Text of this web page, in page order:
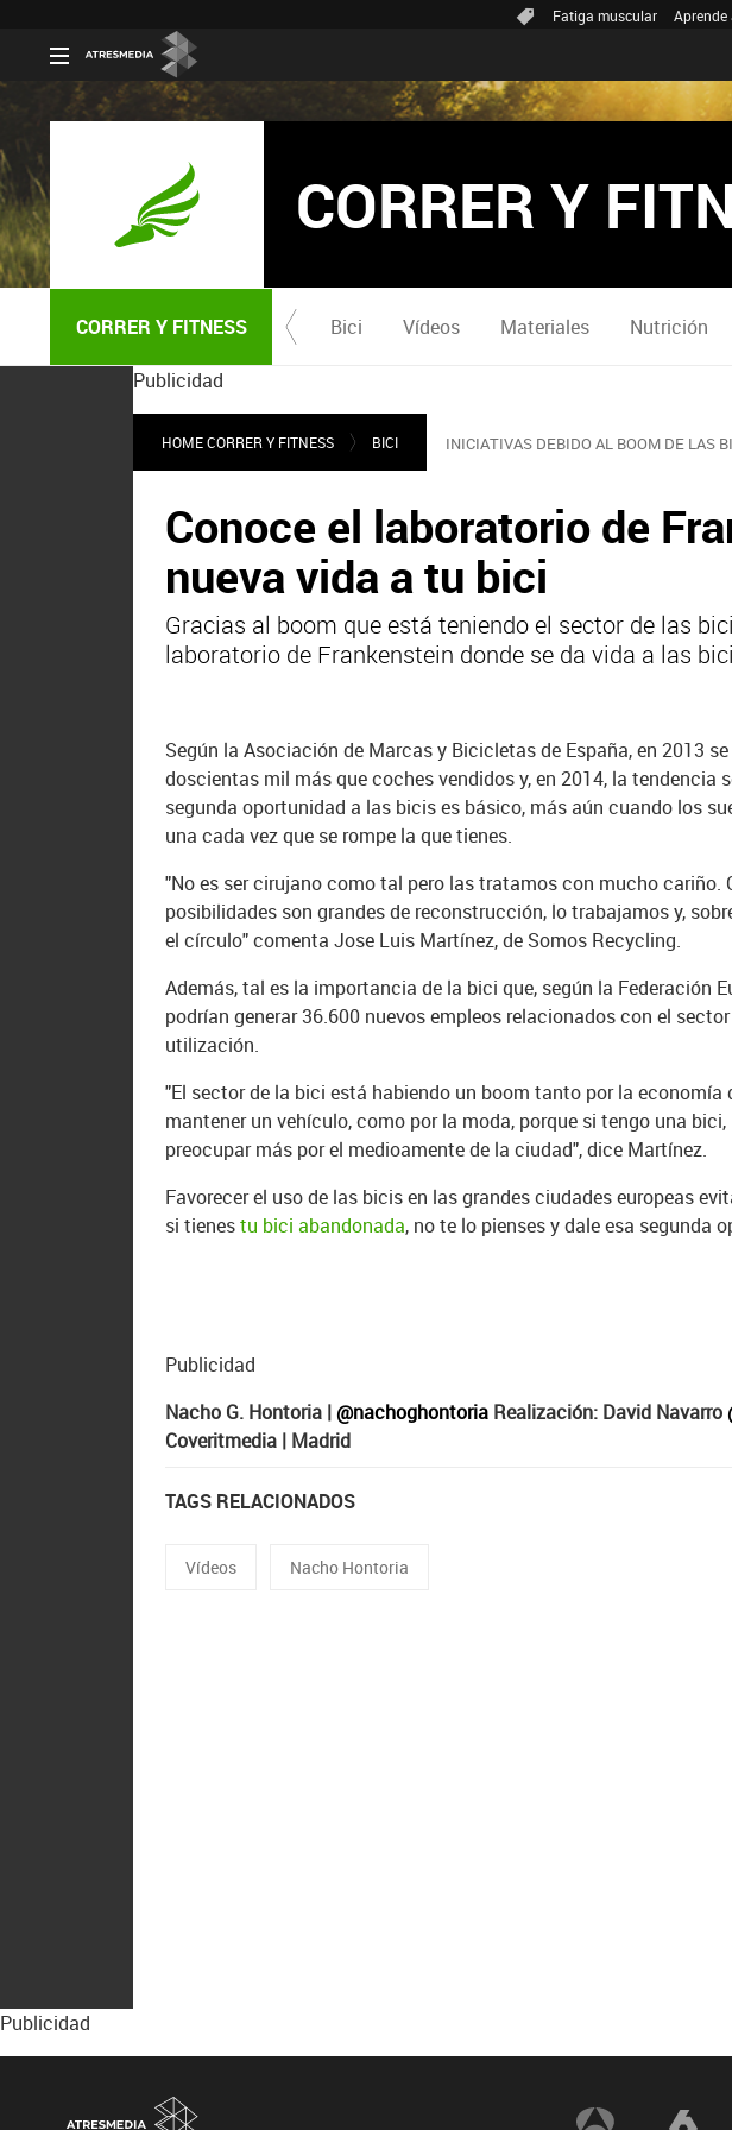
Fatiga muscular Aprende
CORRER Y
CORRER Y FITNESS Bici Vídeos Materiales Nutrición
Publicidad
HOME CORRER Y FITNESS BICI INICIATIVAS DEBIDO AL BOOM DE LAS
Conoce el laboratorio de
nueva vida a tu bici
Gracias al boom que está teniendo el sector de las
laboratorio de Frankenstein donde se da vida a las
Según la Asociación de Marcas y Bicicletas de España, en 2013
doscientas mil más que coches vendidos y, en 2014, la tendencia
segunda oportunidad a las bicis es básico, más aún cuando los
una cada vez que se rompe la que tienes.
"No es ser cirujano como tal pero las tratamos con mucho cariño.
posibilidades son grandes de reconstrucción, lo trabajamos y,
el círculo" comenta Jose Luis Martínez, de Somos Recycling.
Además, tal es la importancia de la bici que, según la Federación
podrían generar 36.600 nuevos empleos relacionados con el
utilización.
"El sector de la bici está habiendo un boom tanto por la economía
mantener un vehículo, como por la moda, porque si tengo una
preocupar más por el medioamente de la ciudad", dice Martínez.
Favorecer el uso de las bicis en las grandes ciudades europeas
si tienestu bici abandonada, no te lo pienses y dale esa segunda
Publicidad
Nacho G. Hontoria |@nachoghontoria Realización: David Navarro
Coveritmedia | Madrid
TAGS RELACIONADOS
Vídeos Nacho Hontoria
Publicidad